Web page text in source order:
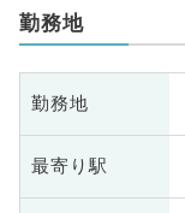
勤務地
勤務地
最寄り駅